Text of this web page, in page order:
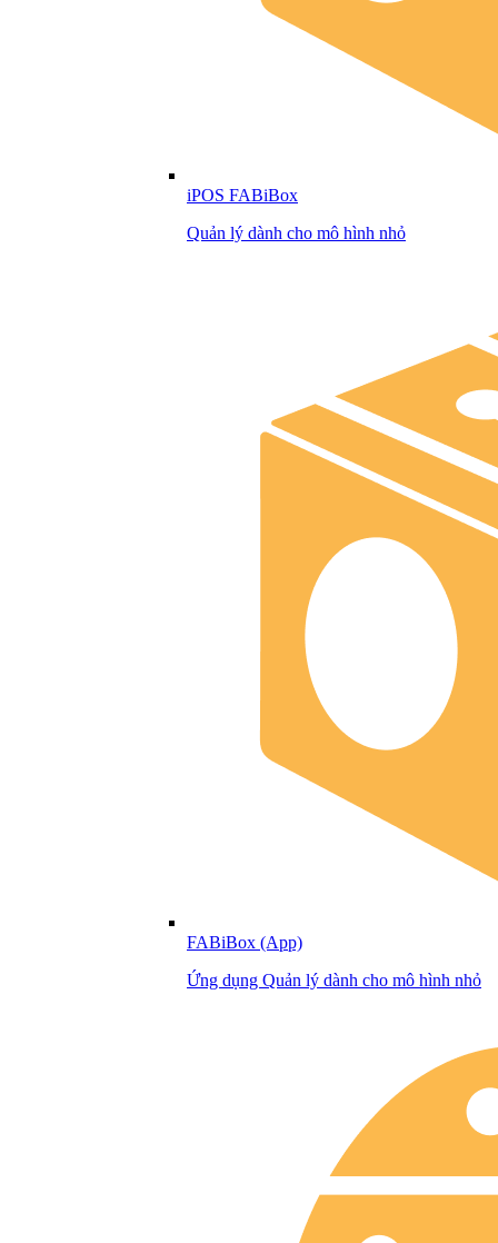
iPOS FABiBox
Quản lý dành cho mô hình nhỏ
FABiBox (App)
Ứng dụng Quản lý dành cho mô hình nhỏ